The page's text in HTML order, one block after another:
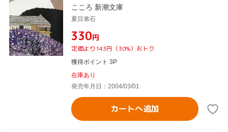
こころ 新潮文庫
夏目漱石
¥330円
定価より143円（30%）おトク
獲得ポイント 3P
在庫あり
発売年月日：2004/03/01
カートへ追加